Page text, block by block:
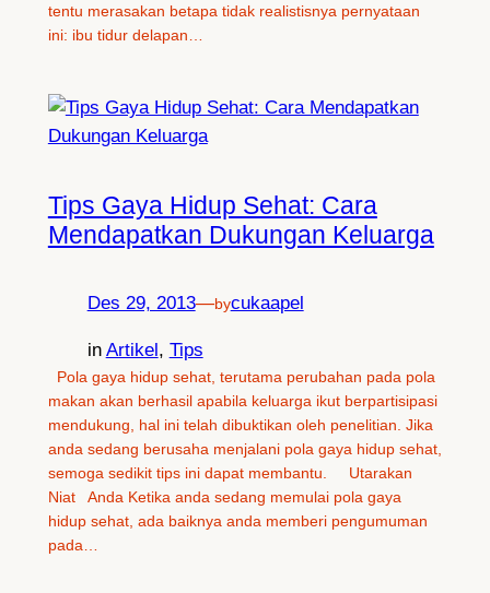
tentu merasakan betapa tidak realistisnya pernyataan
ini: ibu tidur delapan…
Tips Gaya Hidup Sehat: Cara
Mendapatkan Dukungan Keluarga
Des 29, 2013—bycukaapel
in Artikel , Tips
Pola gaya hidup sehat, terutama perubahan pada pola
makan akan berhasil apabila keluarga ikut berpartisipasi
mendukung, hal ini telah dibuktikan oleh penelitian. Jika
anda sedang berusaha menjalani pola gaya hidup sehat,
semoga sedikit tips ini dapat membantu. Utarakan
Niat Anda Ketika anda sedang memulai pola gaya
hidup sehat, ada baiknya anda memberi pengumuman
pada…